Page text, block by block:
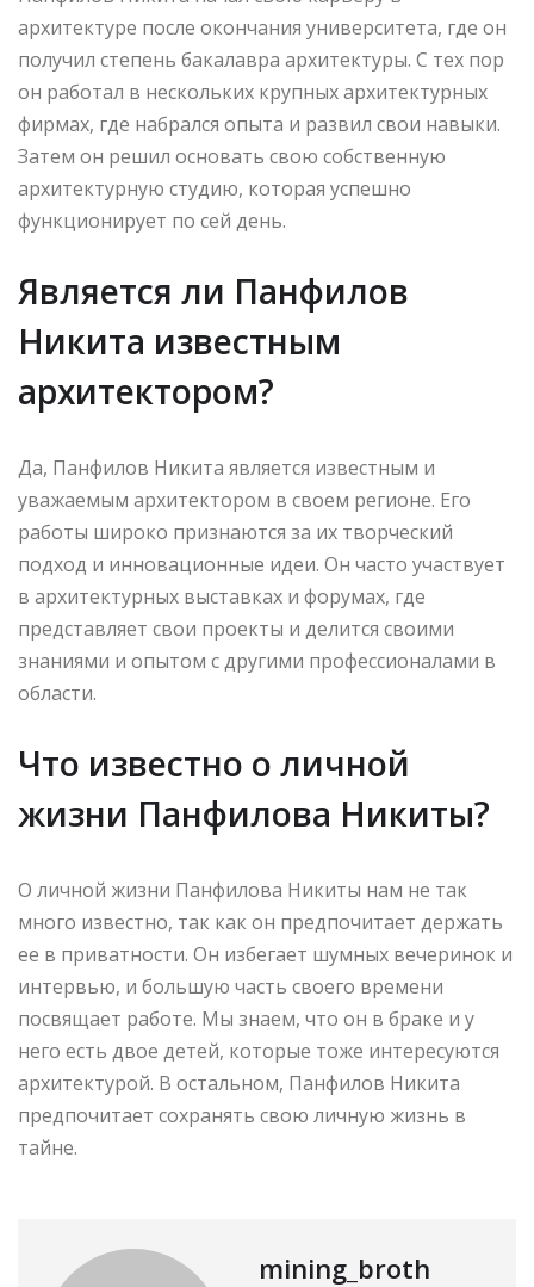
архитектуре после окончания университета, где он
получил степень бакалавра архитектуры. С тех пор
он работал в нескольких крупных архитектурных
фирмах, где набрался опыта и развил свои навыки.
Затем он решил основать свою собственную
архитектурную студию, которая успешно
функционирует по сей день.
Является ли Панфилов
Никита известным
архитектором?
Да, Панфилов Никита является известным и
уважаемым архитектором в своем регионе. Его
работы широко признаются за их творческий
подход и инновационные идеи. Он часто участвует
в архитектурных выставках и форумах, где
представляет свои проекты и делится своими
знаниями и опытом с другими профессионалами в
области.
Что известно о личной
жизни Панфилова Никиты?
О личной жизни Панфилова Никиты нам не так
много известно, так как он предпочитает держать
ее в приватности. Он избегает шумных вечеринок и
интервью, и большую часть своего времени
посвящает работе. Мы знаем, что он в браке и у
него есть двое детей, которые тоже интересуются
архитектурой. В остальном, Панфилов Никита
предпочитает сохранять свою личную жизнь в
тайне.
mining_broth